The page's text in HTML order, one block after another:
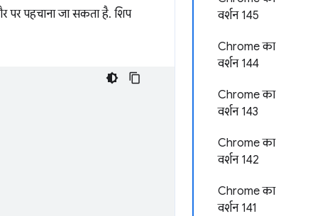
वर्शन 145
Chrome का
वर्शन 144
Chrome का
वर्शन 143
Chrome का
वर्शन 142
Chrome का
वर्शन 141
पर पहचाना जा सकता है. शिप